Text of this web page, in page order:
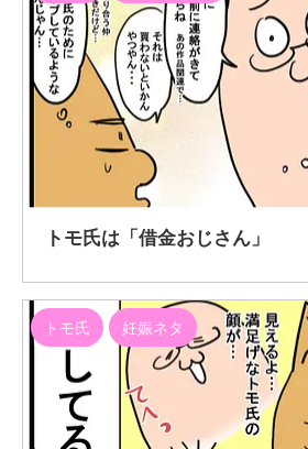
トモ氏は「借金おじさん」
トモ氏 妊娠ネタ